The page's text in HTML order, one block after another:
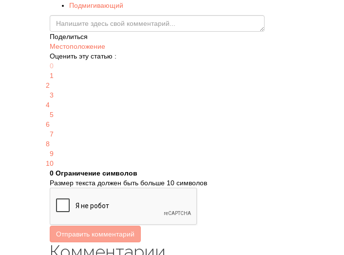
Подмигивающий
Поделиться
Местоположение
Оценить эту статью :
0
1
2
3
4
5
6
7
8
9
10
0 Ограничение символов
Размер текста должен быть больше 10 символов
Отправить комментарий